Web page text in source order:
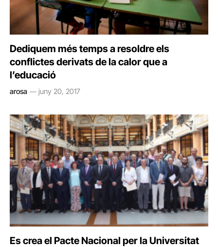
Dediquem més temps a resoldre els
conflictes derivats de la calor que a
l’educació
arosa juny 20, 2017
Es crea el Pacte Nacional per la Universitat